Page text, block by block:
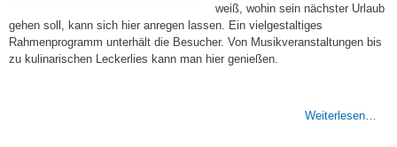
weiß, wohin sein nächster Urlaub
gehen soll, kann sich hier anregen lassen. Ein vielgestaltiges
Rahmenprogramm unterhält die Besucher. Von Musikveranstaltungen bis
zu kulinarischen Leckerlies kann man hier genießen.
Weiterlesen…